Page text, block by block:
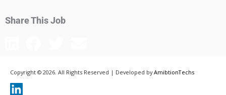
Share This Job
Copyright ©️ 2026. All Rights Reserved | Developed byAmibtionTechs